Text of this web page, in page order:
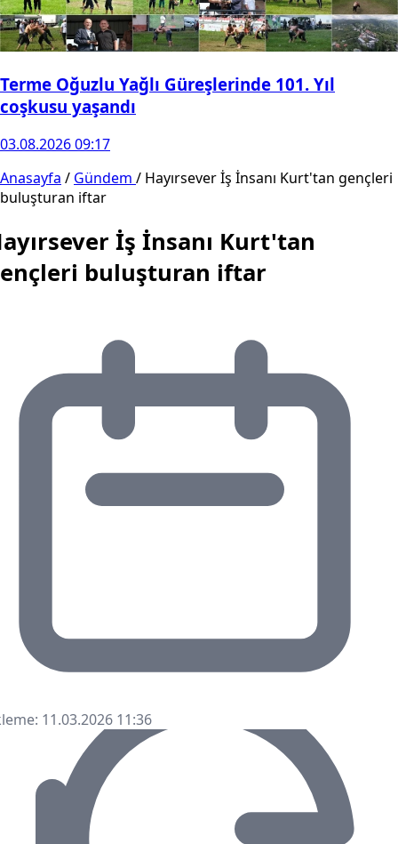
Terme Oğuzlu Yağlı Güreşlerinde 101. Yıl
coşkusu yaşandı
03.08.2026 09:17
Anasayfa / Gündem / Hayırsever İş İnsanı Kurt'tan gençleri
buluşturan iftar
İş İnsanı Kurt'tan
buluşturan iftar
11.03.2026 11:36